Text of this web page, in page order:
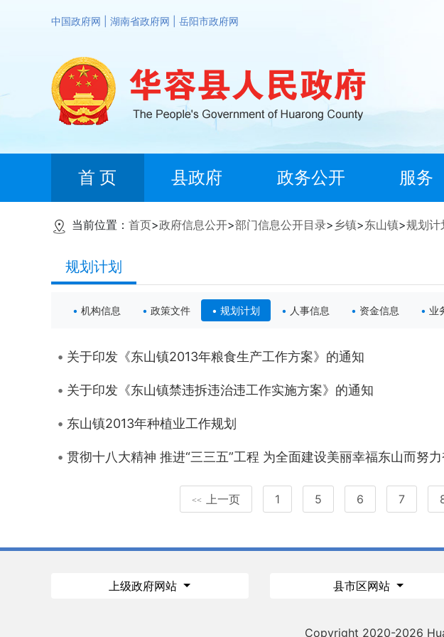
中国政府网 湖南省政府网 岳阳市政府网
首 页 县政府 政务公开 服务
当前位置： 首页>政府信息公开>部门信息公开目录> 乡镇>东山镇>规划计
规划计划
机构信息 政策文件 规划计划 人事信息 资金信息 业
关于印发《东山镇2013年粮食生产工作方案》的通知
关于印发《东山镇禁违拆违治违工作实施方案》的通知
东山镇2013年种植业工作规划
贯彻十八大精神 推进“三三五”工程 为全面建设美丽幸福东山而努
<< 上一页 1 5 6 7
上级政府网站 县市区网站
Copyright 2020-2026